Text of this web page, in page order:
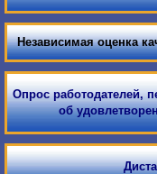
Независимая оценка
Опрос работодателей,
об